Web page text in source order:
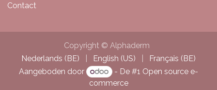
Contact
Copyright © Alphaderm
Nederlands (BE)
English (US)
Français (BE)
Aangeboden door
- De #1 Open source e-
commerce